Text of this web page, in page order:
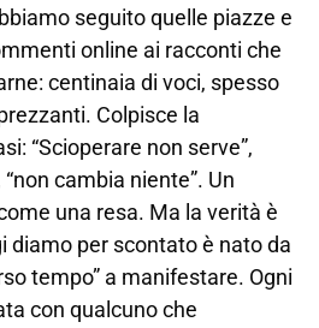
seguito quelle piazze e
online ai racconti che
centinaia di voci, spesso
Colpisce la
“Scioperare non serve”,
cambia niente”. Un
una resa. Ma la verità è
diamo per scontato è nato da
tempo” a manifestare. Ogni
con qualcuno che